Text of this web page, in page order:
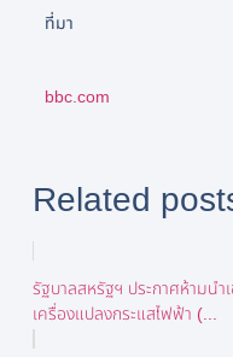
ที่มา
bbc.com
Related
รัฐบาลสหรัฐฯ ประกาศห้ามน
เครื่องแปลงกระแสไฟฟ้า (...